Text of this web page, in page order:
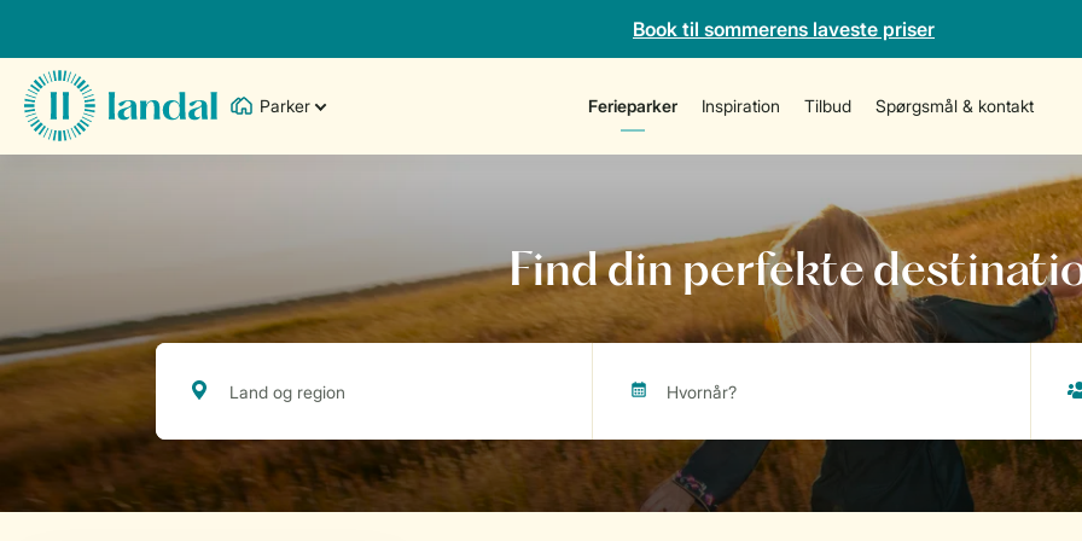
Book til sommerens laveste priser
Parker Ferieparker Inspiration Tilbud Spørgsmål & kontakt